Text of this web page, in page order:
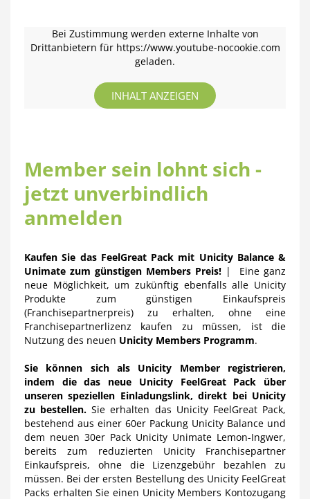
Bei Zustimmung werden externe Inhalte von
Drittanbietern für https://www.youtube-nocookie.com
geladen.
INHALT ANZEIGEN
Member sein lohnt sich -
jetzt unverbindlich
anmelden
Kaufen Sie das FeelGreat Pack mit Unicity Balance &
Unimate zum günstigen Members Preis! | Eine ganz
neue Möglichkeit, um zukünftig ebenfalls alle Unicity
Produkte zum günstigen Einkaufspreis
(Franchisepartnerpreis) zu erhalten, ohne eine
Franchisepartnerlizenz kaufen zu müssen, ist die
Nutzung des neuen Unicity Members Programm.
Sie können sich als Unicity Member registrieren,
indem die das neue Unicity FeelGreat Pack über
unseren speziellen Einladungslink, direkt bei Unicity
zu bestellen. Sie erhalten das Unicity FeelGreat Pack,
bestehend aus einer 60er Packung Unicity Balance und
dem neuen 30er Pack Unicity Unimate Lemon-Ingwer,
bereits zum reduzierten Unicity Franchisepartner
Einkaufspreis, ohne die Lizenzgebühr bezahlen zu
müssen. Bei der ersten Bestellung des Unicity FeelGreat
Packs erhalten Sie einen Unicity Members Kontozugang